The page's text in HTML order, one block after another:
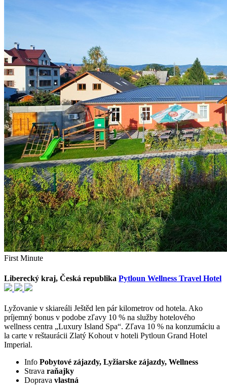
First Minute
Liberecký kraj, Česká republika Pytloun Wellness Travel Hotel
Lyžovanie v skiareáli Ještěd len pár kilometrov od hotela. Ako
príjemný bonus v podobe zľavy 10 % na služby hotelového
wellness centra „Luxury Island Spa“. Zľava 10 % na konzumáciu a
la carte v reštaurácii Zlatý Kohout v hoteli Pytloun Grand Hotel
Imperial.
Info Pobytové zájazdy, Lyžiarske zájazdy, Wellness
Strava raňajky
Doprava vlastná